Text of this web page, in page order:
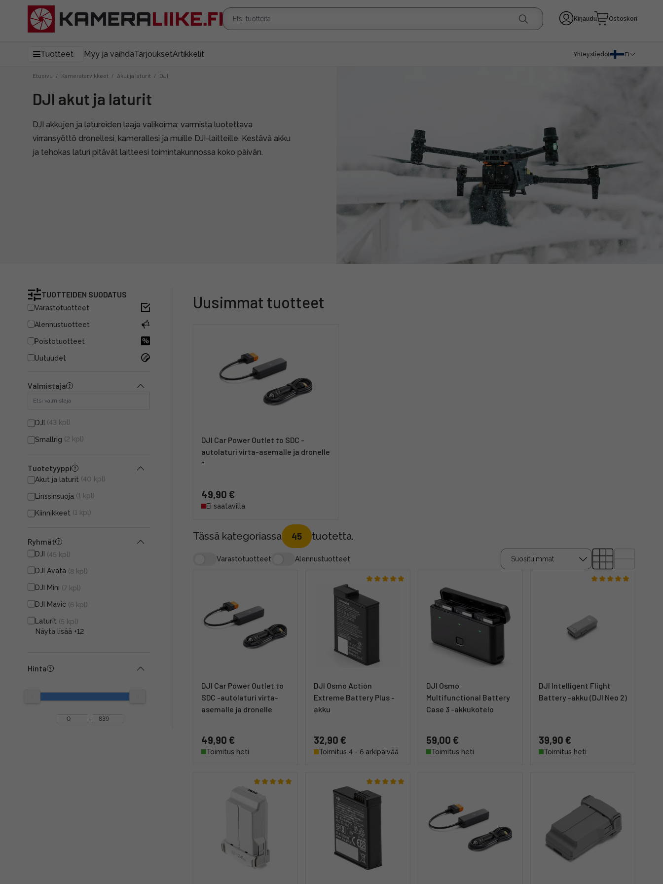
Kirjaudu Ostoskori
Tuotteet Myy ja vaihdaTarjouksetArtikkelit Yhteystiedot FI
Etusivu / Kameratarvikkeet / Akut ja laturit / DJI
DJI akut ja laturit
DJI akkujen ja latureiden laaja valikoima: varmista luotettava
virransyöttö dronellesi, kamerallesi ja muille DJI-laitteille. Kestävä akku
ja tehokas laturi pitävät laitteesi toimintakunnossa koko päivän.
TUOTTEIDEN SUODATUS
Varastotuotteet
Alennustuotteet
Poistotuotteet
Uutuudet
Valmistaja
DJI (43 kpl)
Smallrig (2 kpl)
Tuotetyyppi
Akut ja laturit (40 kpl)
Linssinsuoja (1 kpl)
Kiinnikkeet (1 kpl)
Ryhmät
DJI (45 kpl)
DJI Avata (8 kpl)
DJI Mini (7 kpl)
DJI Mavic (6 kpl)
Laturit (5 kpl)
Näytä lisää +12
Hinta
-
Uusimmat tuotteet
DJI Car Power Outlet to SDC -
autolaturi virta-asemalle ja dronelle
*
49,90 €
Ei saatavilla
Tässä kategoriassa 45 tuotetta.
Varastotuotteet Alennustuotteet
DJI Car Power Outlet to
SDC -autolaturi virta-
asemalle ja dronelle
49,90 €
Toimitus heti
DJI Osmo Action
Extreme Battery Plus -
akku
32,90 €
Toimitus 4 - 6 arkipäivää
DJI Osmo
Multifunctional Battery
Case 3 -akkukotelo
59,00 €
Toimitus heti
DJI Intelligent Flight
Battery -akku (DJI Neo 2)
39,90 €
Toimitus heti